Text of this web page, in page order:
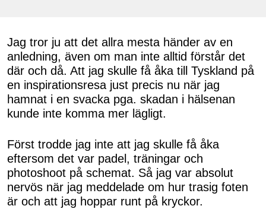
Jag tror ju att det allra mesta händer av en
anledning, även om man inte alltid förstår det
där och då. Att jag skulle få åka till Tyskland på
en inspirationsresa just precis nu när jag
hamnat i en svacka pga. skadan i hälsenan
kunde inte komma mer lägligt.
Först trodde jag inte att jag skulle få åka
eftersom det var padel, träningar och
photoshoot på schemat. Så jag var absolut
nervös när jag meddelade om hur trasig foten
är och att jag hoppar runt på kryckor.